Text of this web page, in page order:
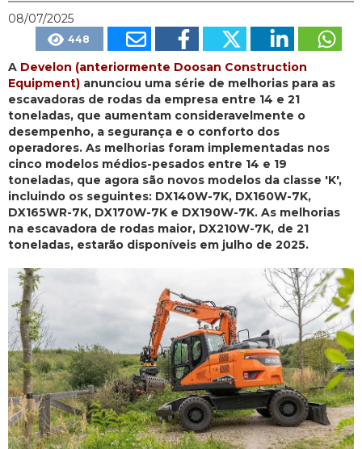
08/07/2025
448
A Develon (anteriormente Doosan Construction
Equipment) anunciou uma série de melhorias para as
escavadoras de rodas da empresa entre 14 e 21
toneladas, que aumentam consideravelmente o
desempenho, a segurança e o conforto dos
operadores. As melhorias foram implementadas nos
cinco modelos médios-pesados entre 14 e 19
toneladas, que agora são novos modelos da classe 'K',
incluindo os seguintes: DX140W-7K, DX160W-7K,
DX165WR-7K, DX170W-7K e DX190W-7K. As melhorias
na escavadora de rodas maior, DX210W-7K, de 21
toneladas, estarão disponíveis em julho de 2025.